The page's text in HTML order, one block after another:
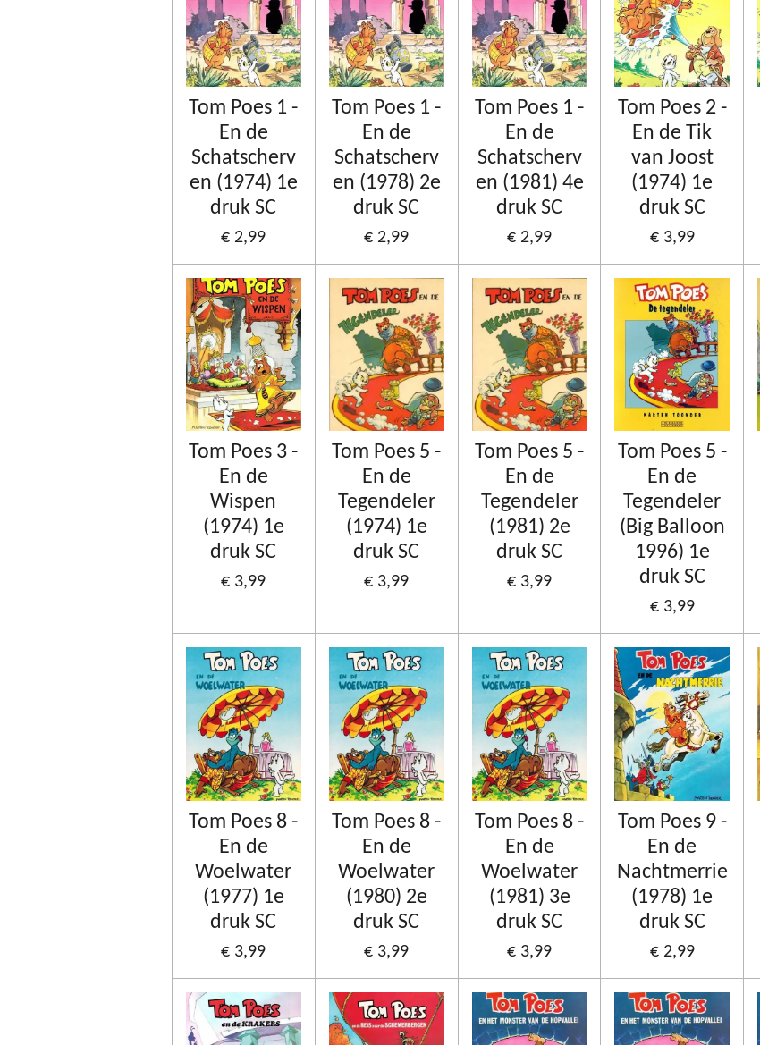
Tom Poes 1 -
En de
Schatscherv
en (1974) 1e
druk SC
€ 2,99
Tom Poes 1 -
En de
Schatscherv
en (1978) 2e
druk SC
€ 2,99
Tom Poes 1 -
En de
Schatscherv
en (1981) 4e
druk SC
€ 2,99
Tom Poes 2 -
En de Tik
van Joost
(1974) 1e
druk SC
€ 3,99
Tom Poes 3 -
En de
Wispen
(1974) 1e
druk SC
€ 3,99
Tom Poes 5 -
En de
Tegendeler
(1974) 1e
druk SC
€ 3,99
Tom Poes 5 -
En de
Tegendeler
(1981) 2e
druk SC
€ 3,99
Tom Poes 5 -
En de
Tegendeler
(Big Balloon
1996) 1e
druk SC
€ 3,99
Tom Poes 8 -
En de
Woelwater
(1977) 1e
druk SC
€ 3,99
Tom Poes 8 -
En de
Woelwater
(1980) 2e
druk SC
€ 3,99
Tom Poes 8 -
En de
Woelwater
(1981) 3e
druk SC
€ 3,99
Tom Poes 9 -
En de
Nachtmerrie
(1978) 1e
druk SC
€ 2,99